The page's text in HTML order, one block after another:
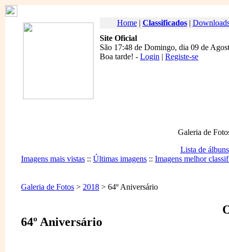
Home| Classificados|
Site Oficial
São 17:48 de Domingo, dia 09 de
Boa tarde! - Login | Registe-se
Galeria de
Lista de álbuns
Imagens mais vistas :: Últimas imagens :: Imagens melhor
Galeria de Fotos > 2018 > 64º Aniversário
64º Aniversário